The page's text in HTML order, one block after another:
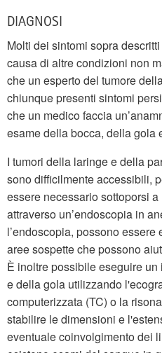
DIAGNOSI
Molti dei sintomi sopra
causa di altre condizioni non
che un esperto del tumore
chiunque presenti sintomi
che un medico faccia
esame della bocca, della gola
I tumori della laringe e della
sono difficilmente accessibili,
essere necessario sottoporsi
attraverso un’endoscopia in
l’endoscopia, possono
aree sospette che possono
È inoltre possibile eseguire
e della gola utilizzando
computerizzata (TC) o la
stabilire le dimensioni e
eventuale coinvolgimento dei